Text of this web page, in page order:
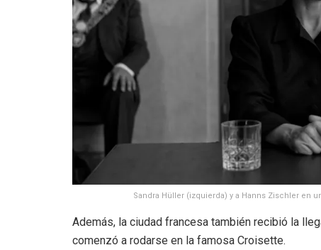
Sandra Hüller (izquierda) y a Hanns Zischler en
Además, la ciudad francesa también recibió la
comenzó a rodarse en la famosa Croisette.